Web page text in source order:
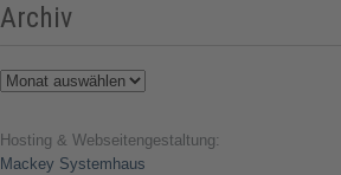
Archiv
Archiv
Hosting & Webseitengestaltung:
Mackey Systemhaus